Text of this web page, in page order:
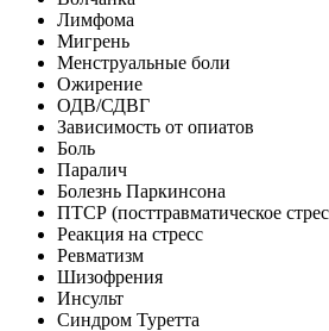
Лимфома
Мигрень
Менструальные боли
Ожирение
ОДВ/СДВГ
Зависимость от опиатов
Боль
Паралич
Болезнь Паркинсона
ПТСР (посттравматическое
Реакция на стресс
Ревматизм
Шизофрения
Инсульт
Синдром Туретта